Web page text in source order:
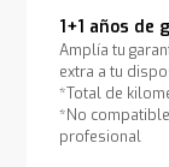
1+1 años de
Amplía tu
extra a tu
*Total de
*No
profesional